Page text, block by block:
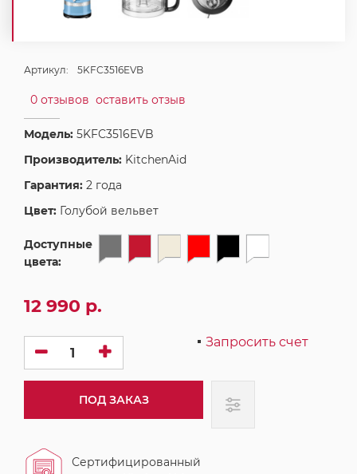
Артикул: 5KFC3516EVB
0 отзывов оставить отзыв
Модель: 5KFC3516EVB
Производитель: KitchenAid
Гарантия: 2 года
Цвет: Голубой вельвет
Доступные
цвета:
12 990 р.
Запросить счет
ПОД ЗАКАЗ
Сертифицированный